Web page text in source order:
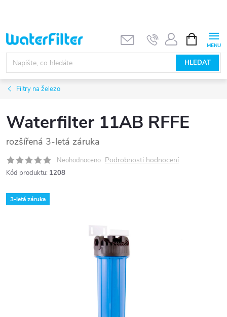
obsah
HLEDAT
NÁKUPNÍ
KOŠÍK
Filtry na železo
Waterfilter 11AB RFFE
rozšířená 3-letá záruka
Neohodnoceno Podrobnosti hodnocení
Kód produktu: 1208
3-letá záruka